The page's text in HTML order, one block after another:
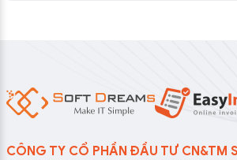
CÔNG TY CỔ PHẦN ĐẦU TƯ CN&TM